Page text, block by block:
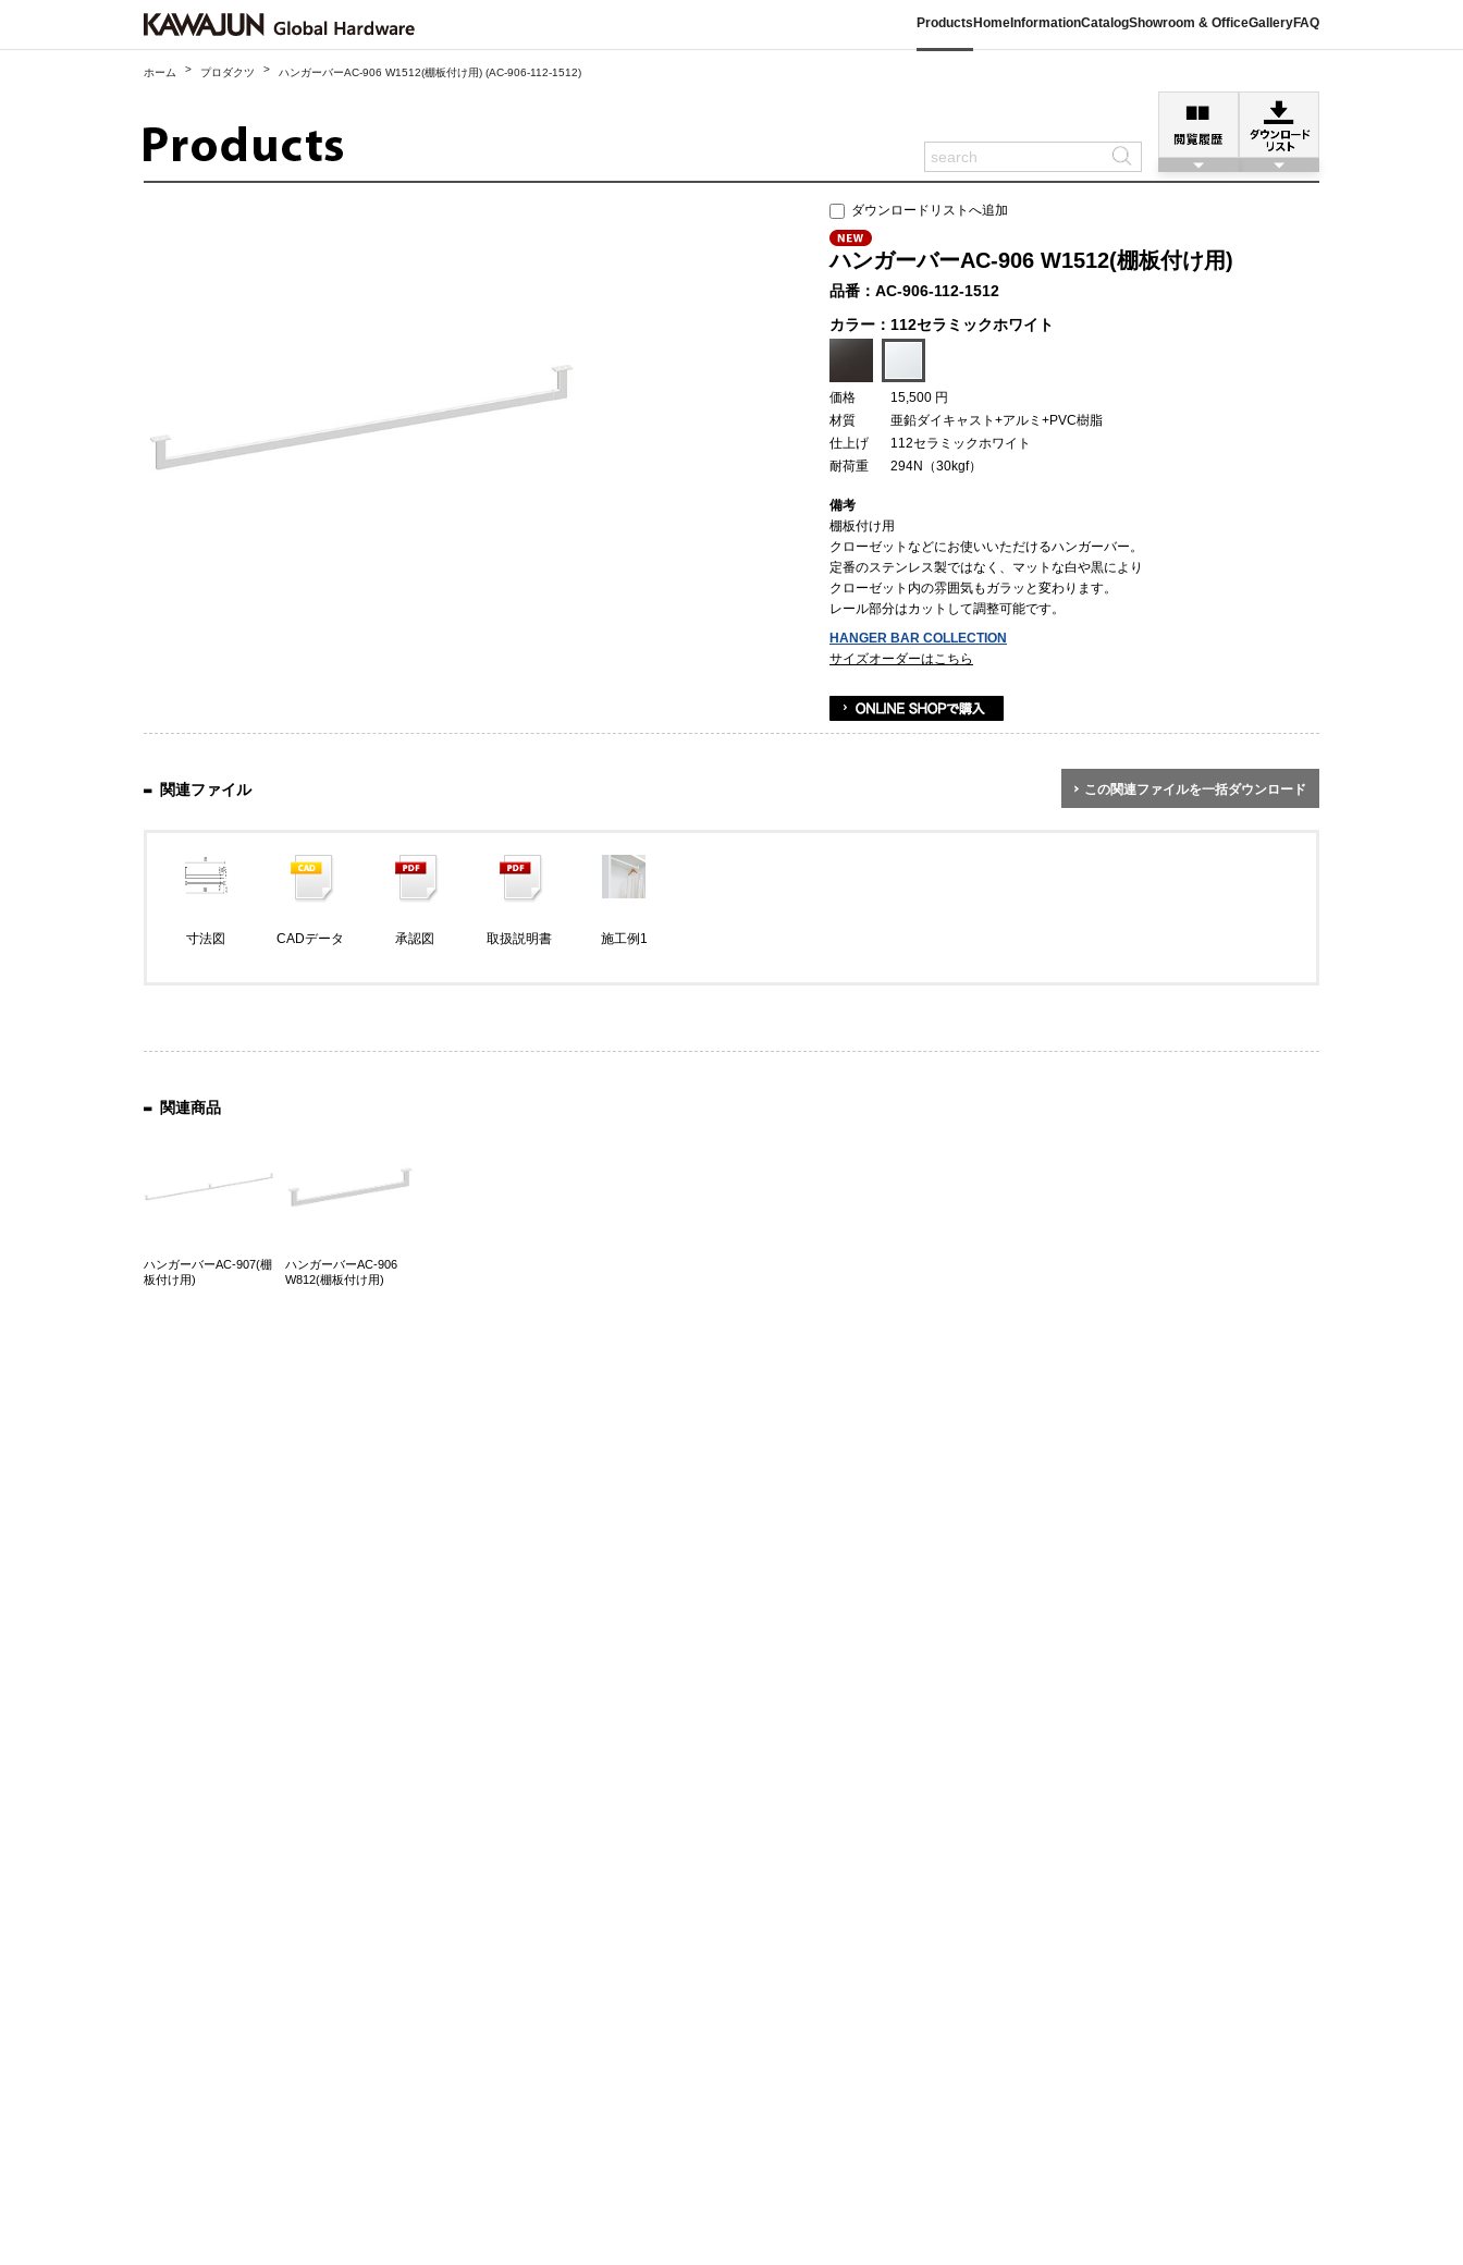
Products Home InformationCatalogShowroom & OfficeGalleryFAQ
ホーム > プロダクツ > ハンガーバーAC-906 W1512(棚板付け用) (AC-906-112-1512)
ダウンロードリストへ追加
ハンガーバーAC-906 W1512(棚板付け用)
品番：AC-906-112-1512
カラー：112セラミックホワイト
価格
15,500 円
材質
亜鉛ダイキャスト+アルミ+PVC樹脂
仕上げ
112セラミックホワイト
耐荷重
294N（30kgf）
備考
棚板付け用
クローゼットなどにお使いいただけるハンガーバー。
定番のステンレス製ではなく、マットな白や黒により
クローゼット内の雰囲気もガラッと変わります。
レール部分はカットして調整可能です。
HANGER BAR COLLECTION
サイズオーダーはこちら
関連ファイル この関連ファイルを一括ダウンロード
寸法図 CADデータ 承認図 取扱説明書 施工例1
関連商品
ハンガーバーAC-907(棚
板付け用)
ハンガーバーAC-906
W812(棚板付け用)